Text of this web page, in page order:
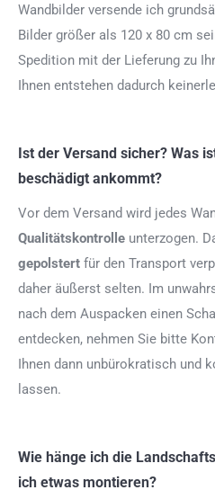
Wandbilder versende ich
Bilder größer als 120 x 80 cm
Spedition mit der Lieferung zu
Ihnen entstehen dadurch
Ist der Versand sicher? Was
beschädigt ankommt?
Vor dem Versand wird jedes
Qualitätskontrolle unterzogen.
gepolstert für den Transport
daher äußerst selten. Im
nach dem Auspacken einen
entdecken, nehmen Sie bitte
Ihnen dann unbürokratisch und
lassen.
Wie hänge ich die
ich etwas montieren?